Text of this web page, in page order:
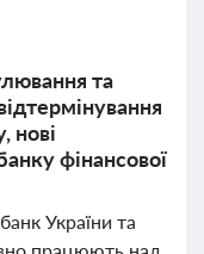
та
нові
фінансової
України та